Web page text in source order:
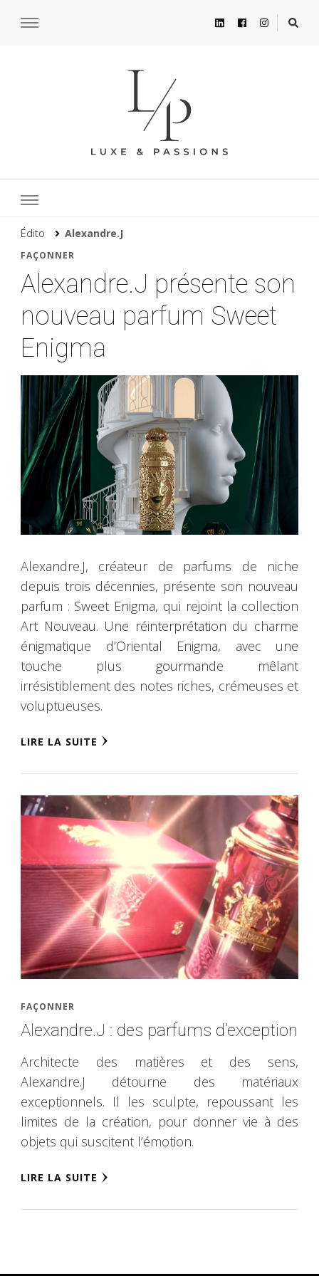
Édito Alexandre.J
FAÇONNER
Alexandre.J présente son
nouveau parfum Sweet
Enigma
Alexandre.J, créateur de parfums de niche
depuis trois décennies, présente son nouveau
parfum : Sweet Enigma, qui rejoint la collection
Art Nouveau. Une réinterprétation du charme
énigmatique d’Oriental Enigma, avec une
touche plus gourmande mêlant
irrésistiblement des notes riches, crémeuses et
voluptueuses.
LIRE LA SUITE
FAÇONNER
Alexandre.J : des parfums d’exception
Architecte des matières et des sens,
Alexandre.J détourne des matériaux
exceptionnels. Il les sculpte, repoussant les
limites de la création, pour donner vie à des
objets qui suscitent l’émotion.
LIRE LA SUITE